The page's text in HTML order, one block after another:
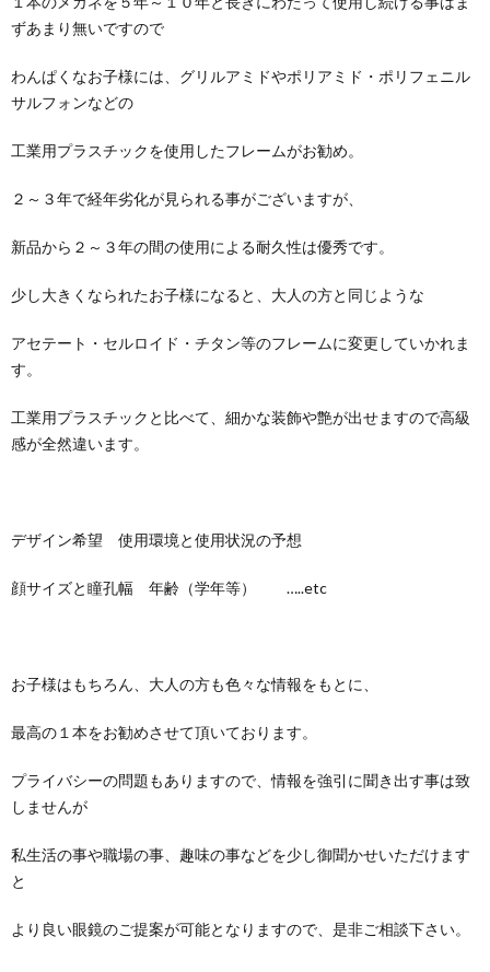
ずあまり無いですので
わんぱくなお子様には、グリルアミドやポリアミド・ポリフェニル
サルフォンなどの
工業用プラスチックを使用したフレームがお勧め。
２～３年で経年劣化が見られる事がございますが、
新品から２～３年の間の使用による耐久性は優秀です。
少し大きくなられたお子様になると、大人の方と同じような
アセテート・セルロイド・チタン等のフレームに変更していかれま
す。
工業用プラスチックと比べて、細かな装飾や艶が出せますので高級
感が全然違います。
デザイン希望 使用環境と使用状況の予想
顔サイズと瞳孔幅 年齢（学年等） …..etc
お子様はもちろん、大人の方も色々な情報をもとに、
最高の１本をお勧めさせて頂いております。
プライバシーの問題もありますので、情報を強引に聞き出す事は致
しませんが
私生活の事や職場の事、趣味の事などを少し御聞かせいただけます
と
より良い眼鏡のご提案が可能となりますので、是非ご相談下さい。